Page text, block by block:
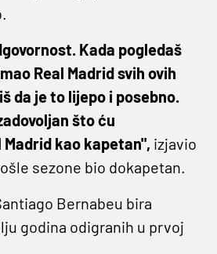
Kada pogledaš
Real Madrid svih ovih
da je to lijepo i posebno.
što ću
kao kapetan", izjavio
sezone bio dokapetan.
Bernabeu bira
godina odigranih u prvoj